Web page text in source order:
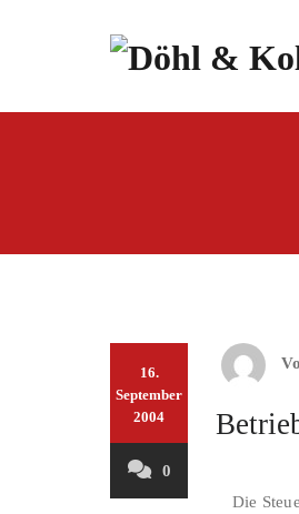
16.
September
2004
0
Die